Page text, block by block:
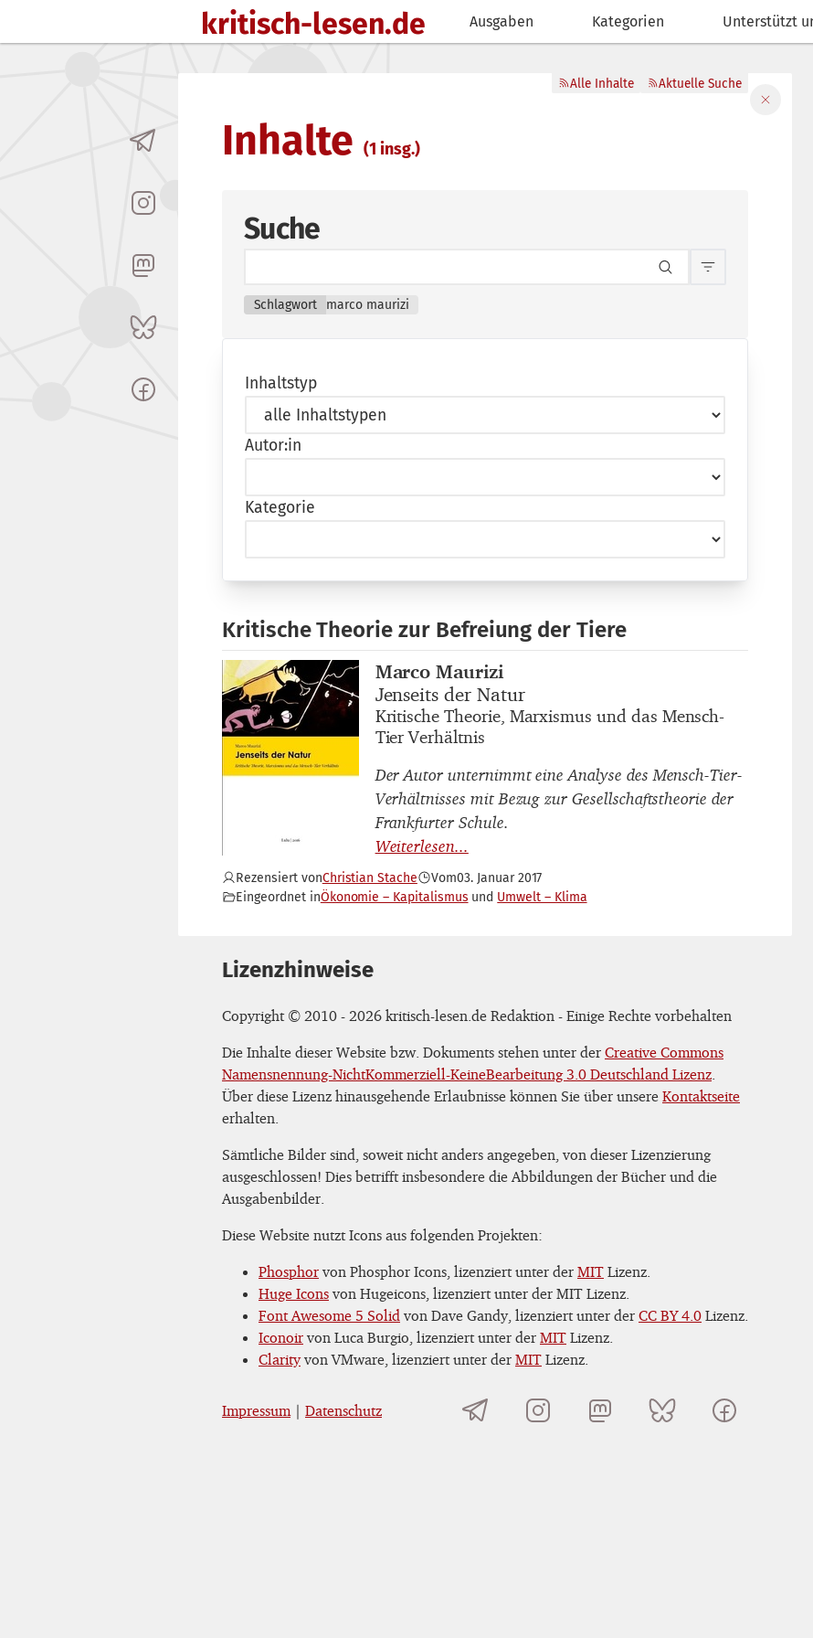
kritisch-lesen.de Ausgaben Kategorien Unterstützt
Inhalte (1 insg.)
Alle Inhalte Aktuelle Suche
Suche
Schlagwort marco maurizi
Filter
Inhaltstyp
Autor:in
Kategorie
Kritische Theorie zur Befreiung der Tiere
Buchautor_innen
Marco Maurizi
Buchtitel
Jenseits der Natur
Buchuntertitel
Kritische Theorie, Marxismus und das Mensch-
Tier Verhältnis
Der Autor unternimmt eine Analyse des Mensch-Tier-
Verhältnisses mit Bezug zur Gesellschaftstheorie der
Frankfurter Schule.
Rezensiert vonChristian Stache Vom03. Januar 2017
Eingeordnet inÖkonomie – Kapitalismus Umwelt – Klima
Lizenzhinweise
Copyright © 2010 - 2026 kritisch-lesen.de Redaktion - Einige Rechte vorbehalten
Die Inhalte dieser Website bzw. Dokuments stehen unter der Creative Commons
Namensnennung-NichtKommerziell-KeineBearbeitung 3.0 Deutschland Lizenz.
Über diese Lizenz hinausgehende Erlaubnisse können Sie über unsere Kontaktseite
erhalten.
Sämtliche Bilder sind, soweit nicht anders angegeben, von dieser Lizenzierung
ausgeschlossen! Dies betrifft insbesondere die Abbildungen der Bücher und die
Ausgabenbilder.
Diese Website nutzt Icons aus folgenden Projekten:
Phosphor von Phosphor Icons, lizenziert unter der MIT Lizenz.
Huge Icons von Hugeicons, lizenziert unter der MIT Lizenz.
Font Awesome 5 Solid von Dave Gandy, lizenziert unter der CC BY 4.0 Lizenz.
Iconoir von Luca Burgio, lizenziert unter der MIT Lizenz.
Clarityvon VMware, lizenziert unter der MIT Lizenz.
Impressum| Datenschutz